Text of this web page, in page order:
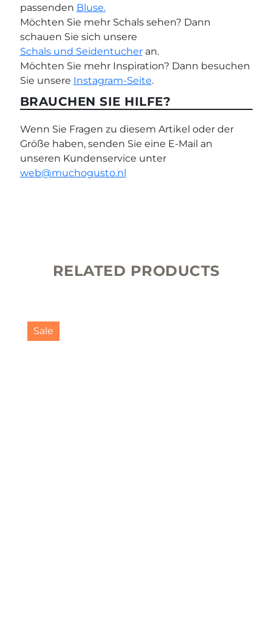
passenden Bluse.
Möchten Sie mehr Schals sehen? Dann
schauen Sie sich unsere
Schals und Seidentucher an.
Möchten Sie mehr Inspiration? Dann besuchen
Sie unsere Instagram-Seite.
BRAUCHEN SIE HILFE?
Wenn Sie Fragen zu diesem Artikel oder der
Größe haben, senden Sie eine E-Mail an
unseren Kundenservice unter
web@muchogusto.nl
RELATED PRODUCTS
Sale